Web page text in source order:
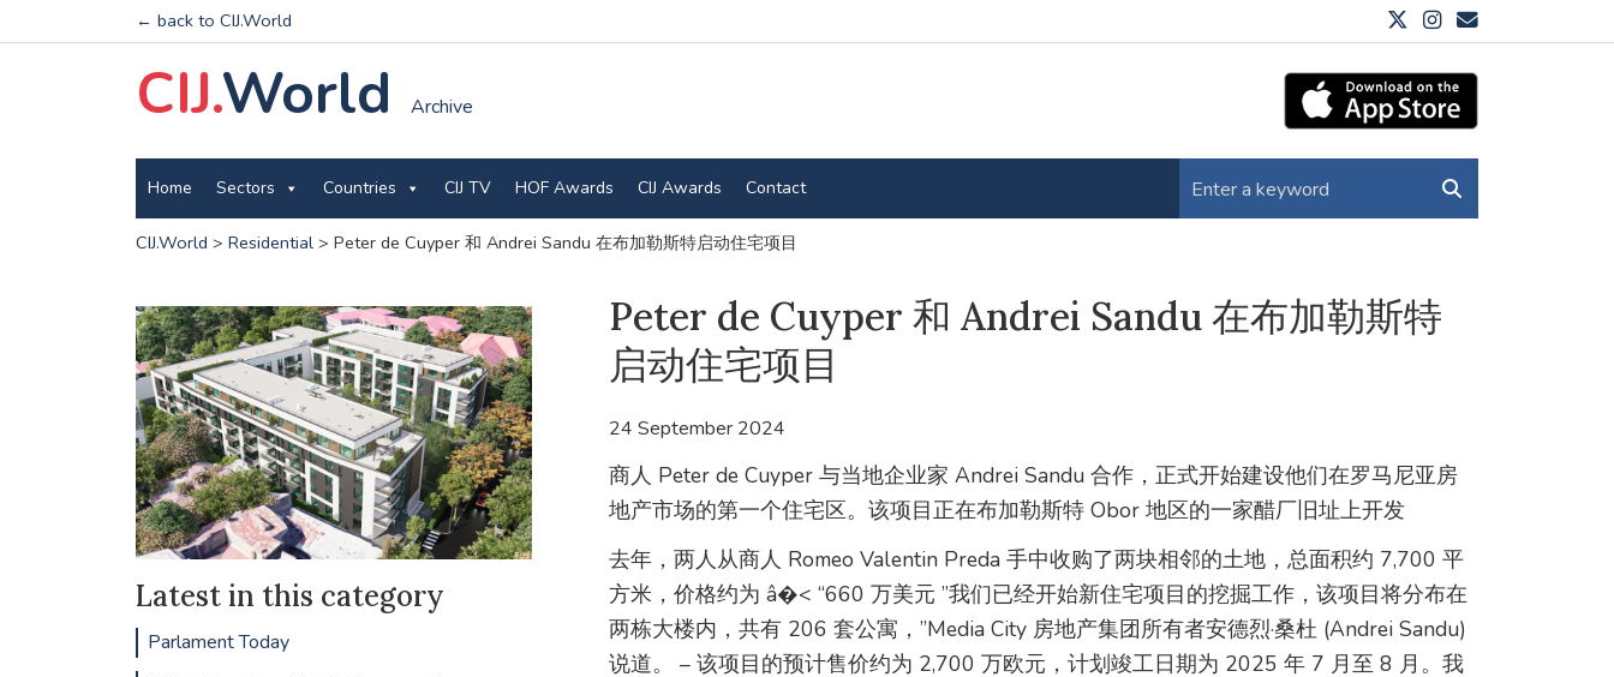
← back to CIJ.World
CIJ.World Archive
Home Sectors Countries CIJ TV HOF Awards CIJ Awards Contact
CIJ.World > Residential> Peter de Cuyper 和 Andrei Sandu 在布加勒斯特启动住宅项目
Peter de Cuyper 和 Andrei Sandu 在布加勒斯特
启动住宅项目
24 September 2024
商人 Peter de Cuyper 与当地企业家 Andrei Sandu 合作，正式开始建设他们在罗马尼亚房
地产市场的第一个住宅区。该项目正在布加勒斯特 Obor 地区的一家醋厂旧址上开发
去年，两人从商人 Romeo Valentin Preda 手中收购了两块相邻的土地，总面积约 7,700 平
方米，价格约为 â�< “660 万美元 ”我们已经开始新住宅项目的挖掘工作，该项目将分布在
两栋大楼内，共有 206 套公寓，”Media City 房地产集团所有者安德烈·桑杜 (Andrei Sandu)
说道。 – 该项目的预计售价约为 2,700 万欧元，计划竣工日期为 2025 年 7 月至 8 月。我
Latest in this category
Parlament Today